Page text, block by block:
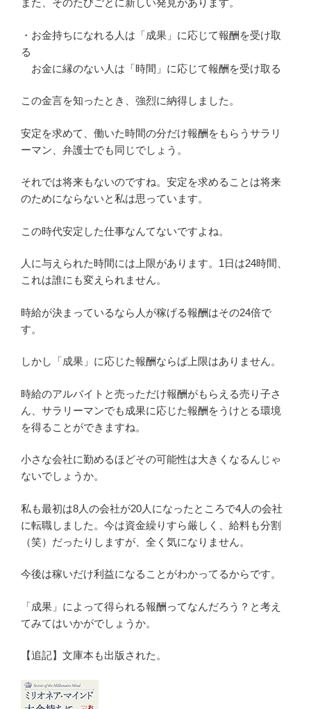
また、そのたびごとに新しい発見があります。
・お金持ちになれる人は「成果」に応じて報酬を受け取
る
お金に縁のない人は「時間」に応じて報酬を受け取る
この金言を知ったとき、強烈に納得しました。
安定を求めて、働いた時間の分だけ報酬をもらうサラリ
ーマン、弁護士でも同じでしょう。
それでは将来もないのですね。安定を求めることは将来
のためにならないと私は思っています。
この時代安定した仕事なんてないですよね。
人に与えられた時間には上限があります。1日は24時間、
これは誰にも変えられません。
時給が決まっているなら人が稼げる報酬はその24倍で
す。
しかし「成果」に応じた報酬ならば上限はありません。
時給のアルバイトと売っただけ報酬がもらえる売り子さ
ん、サラリーマンでも成果に応じた報酬をうけとる環境
を得ることができますね。
小さな会社に勤めるほどその可能性は大きくなるんじゃ
ないでしょうか。
私も最初は8人の会社が20人になったところで4人の会社
に転職しました。今は資金繰りすら厳しく、給料も分割
（笑）だったりしますが、全く気になりません。
今後は稼いだけ利益になることがわかってるからです。
「成果」によって得られる報酬ってなんだろう？と考え
てみてはいかがでしょうか。
【追記】文庫本も出版された。